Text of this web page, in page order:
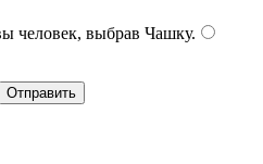
человек, выбрав Чашку.